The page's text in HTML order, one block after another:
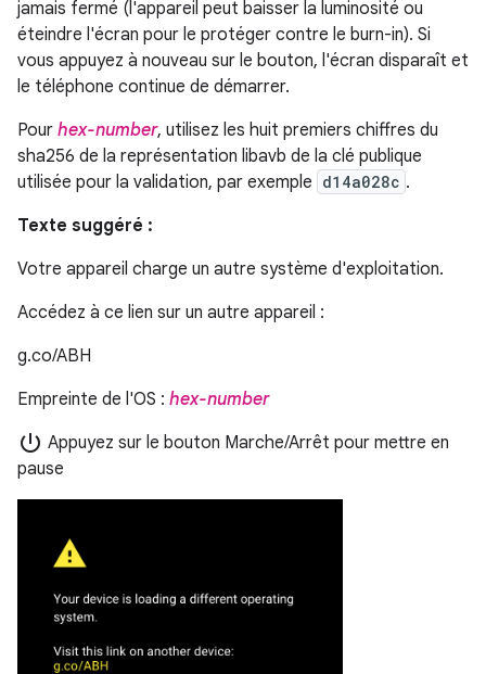
jamais fermé (l'appareil peut baisser la luminosité ou
éteindre l'écran pour le protéger contre le burn-in). Si
vous appuyez à nouveau sur le bouton, l'écran disparaît et
le téléphone continue de démarrer.
Pour hex-number, utilisez les huit premiers chiffres du
sha256 de la représentation libavb de la clé publique
utilisée pour la validation, par exemple d14a028c .
Texte suggéré :
Votre appareil charge un autre système d'exploitation.
Accédez à ce lien sur un autre appareil :
g.co/ABH
Empreinte de l'OS : hex-number
power_settings_new Appuyez sur le bouton Marche/Arrêt pour mettre en
pause